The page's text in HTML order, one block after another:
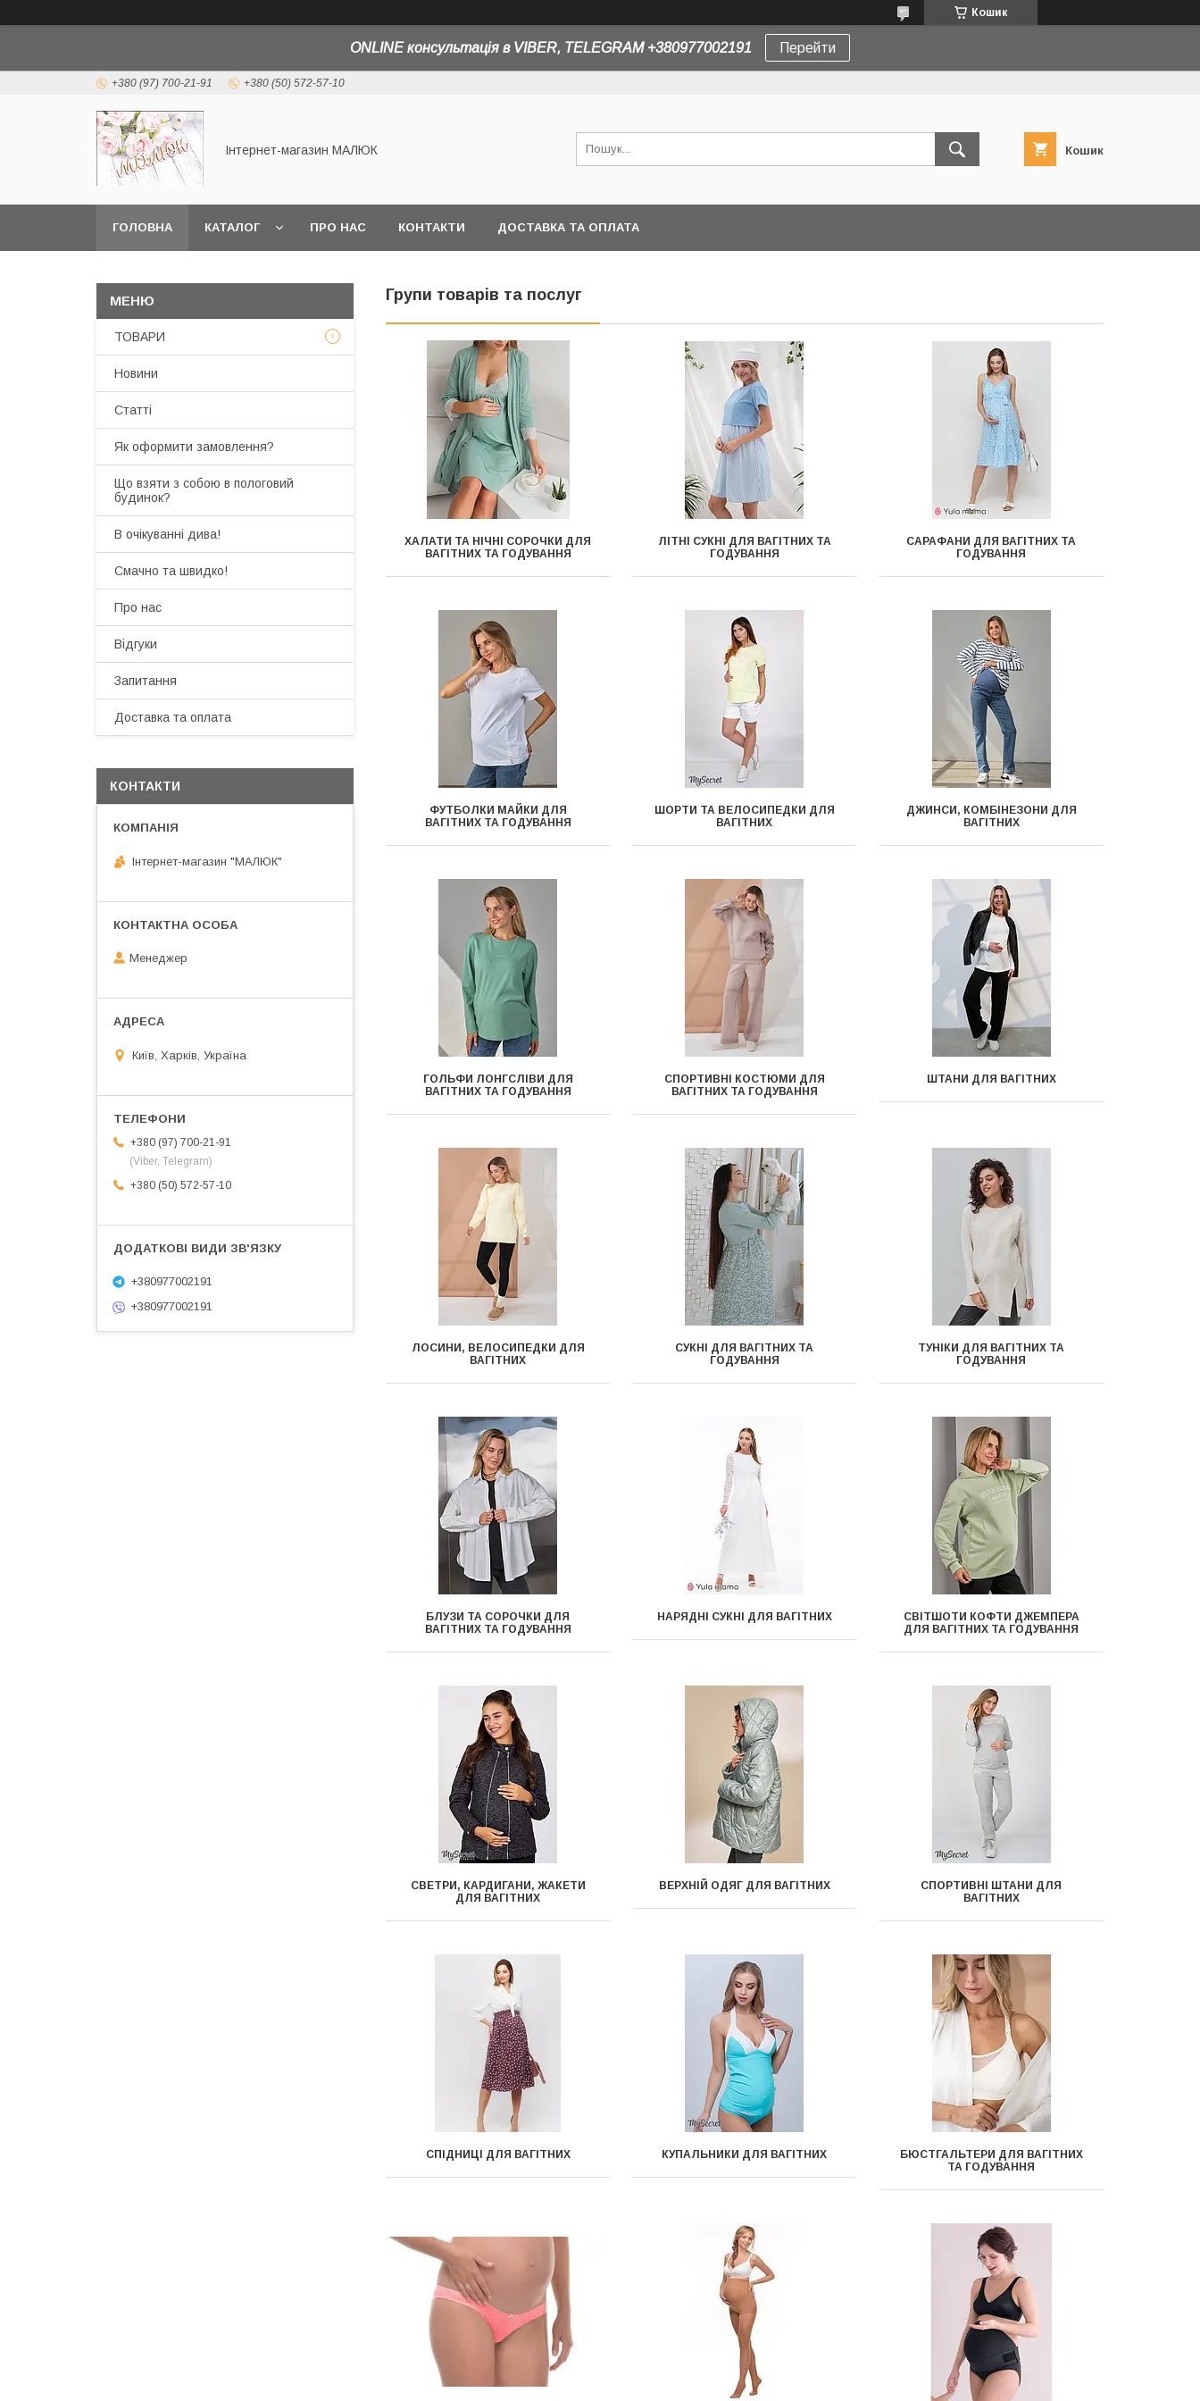
Кошик
ONLINE консультація в VIBER, TELEGRAM +380977002191 Перейти
+380 (97) 700-21-91 +380 (50) 572-57-10
Інтернет-магазин МАЛЮК Кошик
ГОЛОВНА КАТАЛОГ ПРО НАС КОНТАКТИ ДОСТАВКА ТА ОПЛАТА
Групи товарів та послуг
ХАЛАТИ ТА НІЧНІ СОРОЧКИ ДЛЯ
ВАГІТНИХ ТА ГОДУВАННЯ
ЛІТНІ СУКНІ ДЛЯ ВАГІТНИХ ТА
ГОДУВАННЯ
САРАФАНИ ДЛЯ ВАГІТНИХ ТА
ГОДУВАННЯ
ФУТБОЛКИ МАЙКИ ДЛЯ
ВАГІТНИХ ТА ГОДУВАННЯ
ШОРТИ ТА ВЕЛОСИПЕДКИ ДЛЯ
ВАГІТНИХ
ДЖИНСИ, КОМБІНЕЗОНИ ДЛЯ
ВАГІТНИХ
ГОЛЬФИ ЛОНГСЛІВИ ДЛЯ
ВАГІТНИХ ТА ГОДУВАННЯ
СПОРТИВНІ КОСТЮМИ ДЛЯ
ВАГІТНИХ ТА ГОДУВАННЯ
ШТАНИ ДЛЯ ВАГІТНИХ
ЛОСИНИ, ВЕЛОСИПЕДКИ ДЛЯ
ВАГІТНИХ
СУКНІ ДЛЯ ВАГІТНИХ ТА
ГОДУВАННЯ
ТУНІКИ ДЛЯ ВАГІТНИХ ТА
ГОДУВАННЯ
БЛУЗИ ТА СОРОЧКИ ДЛЯ
ВАГІТНИХ ТА ГОДУВАННЯ
НАРЯДНІ СУКНІ ДЛЯ ВАГІТНИХ
СВІТШОТИ КОФТИ ДЖЕМПЕРА
ДЛЯ ВАГІТНИХ ТА ГОДУВАННЯ
СВЕТРИ, КАРДИГАНИ, ЖАКЕТИ
ДЛЯ ВАГІТНИХ
ВЕРХНІЙ ОДЯГ ДЛЯ ВАГІТНИХ
СПОРТИВНІ ШТАНИ ДЛЯ
ВАГІТНИХ
СПІДНИЦІ ДЛЯ ВАГІТНИХ КУПАЛЬНИКИ ДЛЯ ВАГІТНИХ
БЮСТГАЛЬТЕРИ ДЛЯ ВАГІТНИХ
ТА ГОДУВАННЯ
ТОВАРИ
Новини
Статті
Як оформити замовлення?
Що взяти з собою в пологовий
будинок?
В очікуванні дива!
Смачно та швидко!
Про нас
Відгуки
Запитання
Доставка та оплата
КОНТАКТИ
Інтернет-магазин "МАЛЮК"
Менеджер
Київ, Харків, Україна
+380 (97) 700-21-91
(Viber, Telegram)
+380 (50) 572-57-10
+380977002191
+380977002191